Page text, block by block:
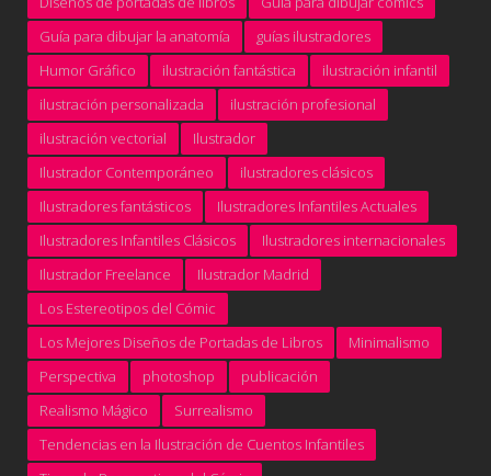
Guía para dibujar la anatomía
guías ilustradores
Humor Gráfico
ilustración fantástica
ilustración infantil
ilustración personalizada
ilustración profesional
ilustración vectorial
Ilustrador
Ilustrador Contemporáneo
ilustradores clásicos
Ilustradores fantásticos
Ilustradores Infantiles Actuales
Ilustradores Infantiles Clásicos
Ilustradores internacionales
Ilustrador Freelance
Ilustrador Madrid
Los Estereotipos del Cómic
Los Mejores Diseños de Portadas de Libros
Minimalismo
Perspectiva
photoshop
publicación
Realismo Mágico
Surrealismo
Tendencias en la Ilustración de Cuentos Infantiles